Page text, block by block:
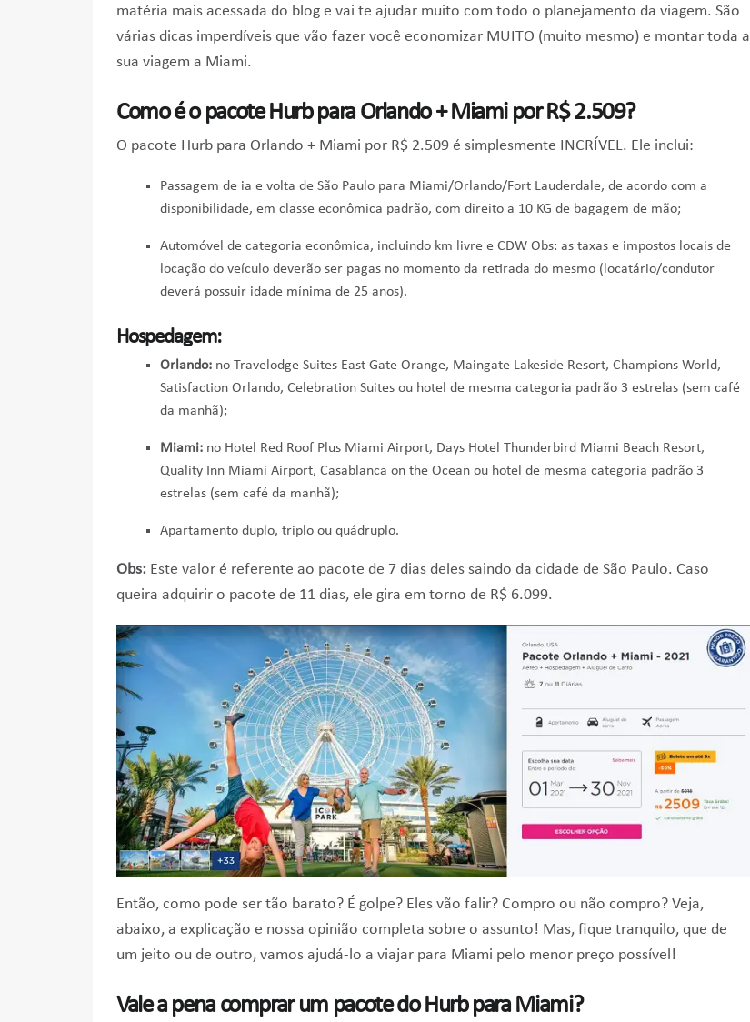
matéria mais acessada do blog e vai te ajudar muito com todo o planejamento da viagem. São
várias dicas imperdíveis que vão fazer você economizar MUITO (muito mesmo) e montar toda a
sua viagem a Miami.
Como é o pacote Hurb para Orlando + Miami por R$ 2.509?
O pacote Hurb para Orlando + Miami por R$ 2.509 é simplesmente INCRÍVEL. Ele inclui:
Passagem de ia e volta de São Paulo para Miami/Orlando/Fort Lauderdale, de acordo com a
disponibilidade, em classe econômica padrão, com direito a 10 KG de bagagem de mão;
Automóvel de categoria econômica, incluindo km livre e CDW Obs: as taxas e impostos locais de
locação do veículo deverão ser pagas no momento da retirada do mesmo (locatário/condutor
deverá possuir idade mínima de 25 anos).
Hospedagem:
Orlando:no Travelodge Suites East Gate Orange, Maingate Lakeside Resort, Champions World,
Satisfaction Orlando, Celebration Suites ou hotel de mesma categoria padrão 3 estrelas (sem café
da manhã);
Miami:no Hotel Red Roof Plus Miami Airport, Days Hotel Thunderbird Miami Beach Resort,
Quality Inn Miami Airport, Casablanca on the Ocean ou hotel de mesma categoria padrão 3
estrelas (sem café da manhã);
Apartamento duplo, triplo ou quádruplo.
Obs:Este valor é referente ao pacote de 7 dias deles saindo da cidade de São Paulo. Caso
queira adquirir o pacote de 11 dias, ele gira em torno de R$ 6.099.
Então, como pode ser tão barato? É golpe? Eles vão falir? Compro ou não compro? Veja,
abaixo, a explicação e nossa opinião completa sobre o assunto! Mas, fique tranquilo, que de
um jeito ou de outro, vamos ajudá-lo a viajar para Miami pelo menor preço possível!
Vale a pena comprar um pacote do Hurb para Miami?